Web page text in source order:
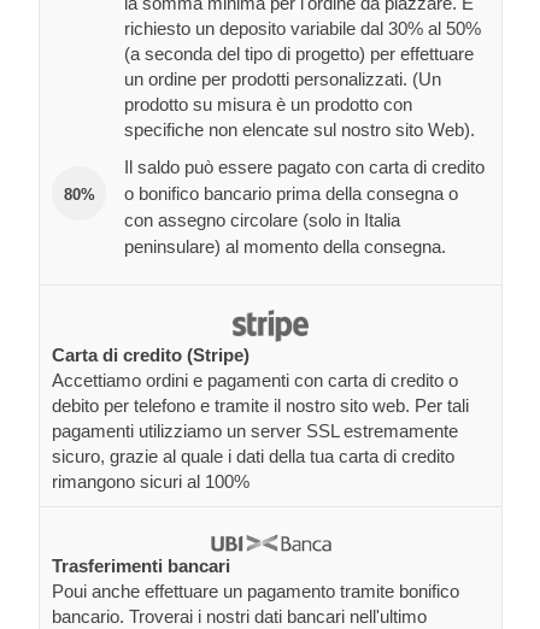
richiesto un deposito variabile dal 30% al 50%
(a seconda del tipo di progetto) per effettuare
un ordine per prodotti personalizzati. (Un
prodotto su misura è un prodotto con
specifiche non elencate sul nostro sito Web).
80%
Il saldo può essere pagato con carta di credito
o bonifico bancario prima della consegna o
con assegno circolare (solo in Italia
peninsulare) al momento della consegna.
Carta di credito (Stripe)
Accettiamo ordini e pagamenti con carta di credito o
debito per telefono e tramite il nostro sito web. Per tali
pagamenti utilizziamo un server SSL estremamente
sicuro, grazie al quale i dati della tua carta di credito
rimangono sicuri al 100%
Trasferimenti bancari
Poui anche effettuare un pagamento tramite bonifico
bancario. Troverai i nostri dati bancari nell'ultimo